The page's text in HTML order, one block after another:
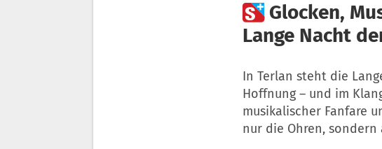
 Glocken,
Lange Nacht
In Terlan steht die
Hoffnung – und im
musikalischer Fanfare
nur die Ohren,